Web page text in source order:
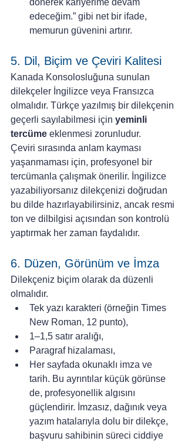
edeceğim.” gibi net bir ifade,
memurun güvenini artırır.
5. Dil, Biçim ve Çeviri Kalitesi
Kanada Konsolosluğuna sunulan
dilekçeler İngilizce veya Fransızca
olmalıdır. Türkçe yazılmış bir dilekçenin
geçerli sayılabilmesi için yeminli
tercüme eklenmesi zorunludur.
Çeviri sırasında anlam kayması
yaşanmaması için, profesyonel bir
tercümanla çalışmak önerilir. İngilizce
yazabiliyorsanız dilekçenizi doğrudan
bu dilde hazırlayabilirsiniz, ancak resmi
ton ve dilbilgisi açısından son kontrolü
yaptırmak her zaman faydalıdır.
6. Düzen, Görünüm ve İmza
Dilekçeniz biçim olarak da düzenli
olmalıdır.
Tek yazı karakteri (örneğin Times
New Roman, 12 punto),
1–1,5 satır aralığı,
Paragraf hizalaması,
Her sayfada okunaklı imza ve
tarih. Bu ayrıntılar küçük görünse
de, profesyonellik algısını
güçlendirir. İmzasız, dağınık veya
yazım hatalarıyla dolu bir dilekçe,
başvuru sahibinin süreci ciddiye